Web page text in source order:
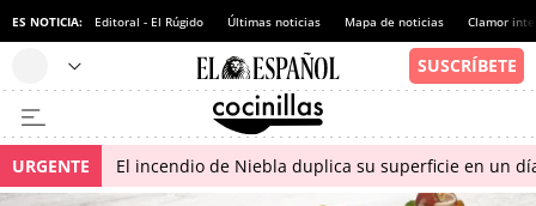
ES NOTICIA: Editoral - El Rúgido Últimas noticias Mapa de noticias Clamor
URGENTE El incendio de Niebla duplica su superficie en un